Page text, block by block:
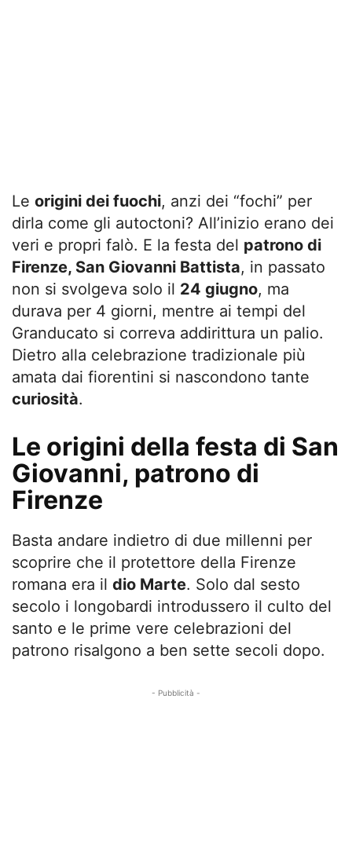
Le origini dei fuochi, anzi dei “fochi” per
dirla come gli autoctoni? All’inizio erano dei
veri e propri falò. E la festa del patrono di
Firenze, San Giovanni Battista, in passato
non si svolgeva solo il 24 giugno, ma
durava per 4 giorni, mentre ai tempi del
Granducato si correva addirittura un palio.
Dietro alla celebrazione tradizionale più
amata dai fiorentini si nascondono tante
curiosità.
Le origini della festa di San
Giovanni, patrono di
Firenze
Basta andare indietro di due millenni per
scoprire che il protettore della Firenze
romana era il dio Marte. Solo dal sesto
secolo i longobardi introdussero il culto del
santo e le prime vere celebrazioni del
patrono risalgono a ben sette secoli dopo.
- Pubblicità -